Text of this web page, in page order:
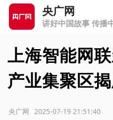
央广网
讲好中国故事 传播
上海智能网
产业集聚区
2025-07-19 21:51:40
央广网